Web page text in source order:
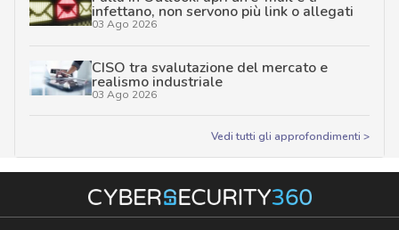
infettano, non servono più link o allegati
03 Ago 2026
CISO tra svalutazione del mercato e
realismo industriale
03 Ago 2026
Vedi tutti gli approfondimenti >